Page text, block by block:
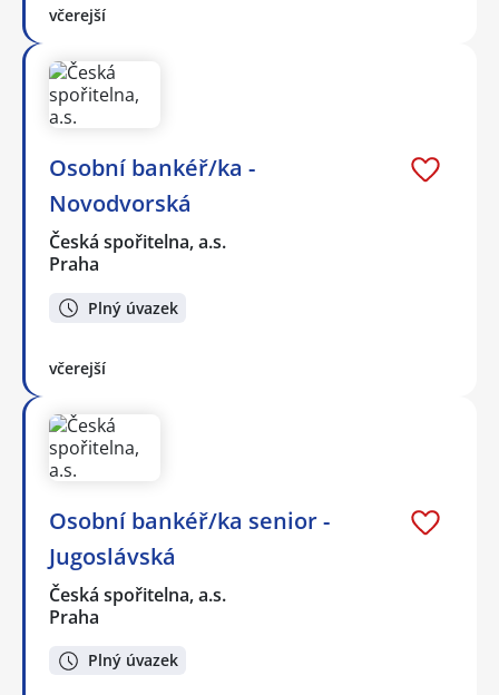
včerejší
Osobní bankéř/ka -
Novodvorská
Česká spořitelna, a.s.
Praha
Plný úvazek
včerejší
Osobní bankéř/ka senior -
Jugoslávská
Česká spořitelna, a.s.
Praha
Plný úvazek